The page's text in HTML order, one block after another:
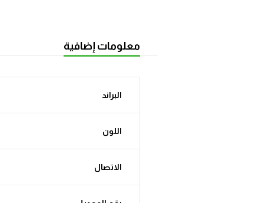
معلومات إضافية
البراند
اللون
الاتصال